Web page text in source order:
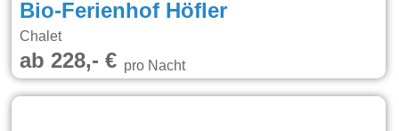
Bio-Ferienhof Höfler
Chalet
ab 228,- €pro Nacht